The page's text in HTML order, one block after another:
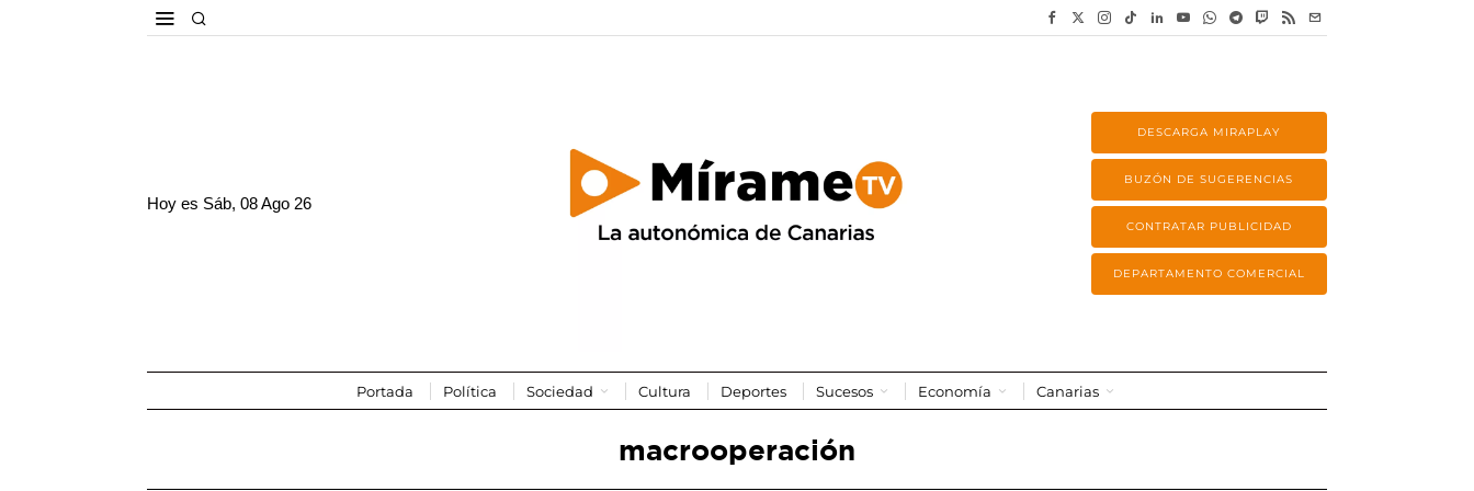
Hoy es Sáb, 08 Ago 26
DESCARGA MIRAPLAY
BUZÓN DE SUGERENCIAS
CONTRATAR PUBLICIDAD
DEPARTAMENTO COMERCIAL
Portada Política Sociedad Cultura Deportes Sucesos Economía Canarias
macrooperación